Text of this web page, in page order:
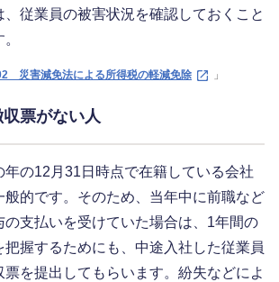
、従業員の被害状況を確認しておくこと
災害減免法による所得税の軽減免除 」
票がない人
年の12月31日時点で在籍している会社
般的です。そのため、当年中に前職など
の支払いを受けていた場合は、1年間の
把握するためにも、中途入社した従業員
票を提出してもらいます。紛失などによ